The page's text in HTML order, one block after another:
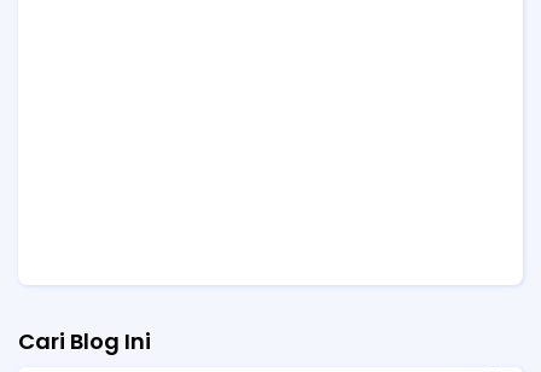
Cari Blog Ini